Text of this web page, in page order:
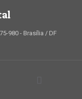
980 - Brasília / DF